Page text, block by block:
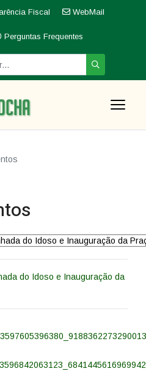
Fiscal WebMail
Perguntas Frequentes
do Idoso e Inauguração da